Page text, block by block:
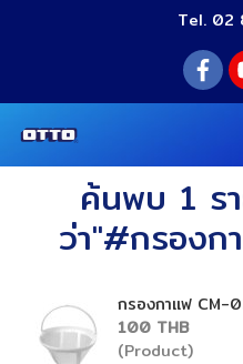
Tel. 02
ค้นพบ 1 ร
ว่า"#กรอง
กรองกาแฟ CM-
100 THB
(Product)